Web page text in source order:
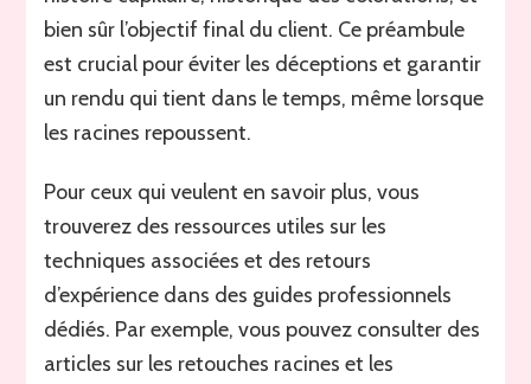
bien sûr l’objectif final du client. Ce préambule
est crucial pour éviter les déceptions et garantir
un rendu qui tient dans le temps, même lorsque
les racines repoussent.
Pour ceux qui veulent en savoir plus, vous
trouverez des ressources utiles sur les
techniques associées et des retours
d’expérience dans des guides professionnels
dédiés. Par exemple, vous pouvez consulter des
articles sur les retouches racines et les